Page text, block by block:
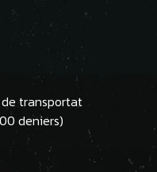
de transportat
deniers)